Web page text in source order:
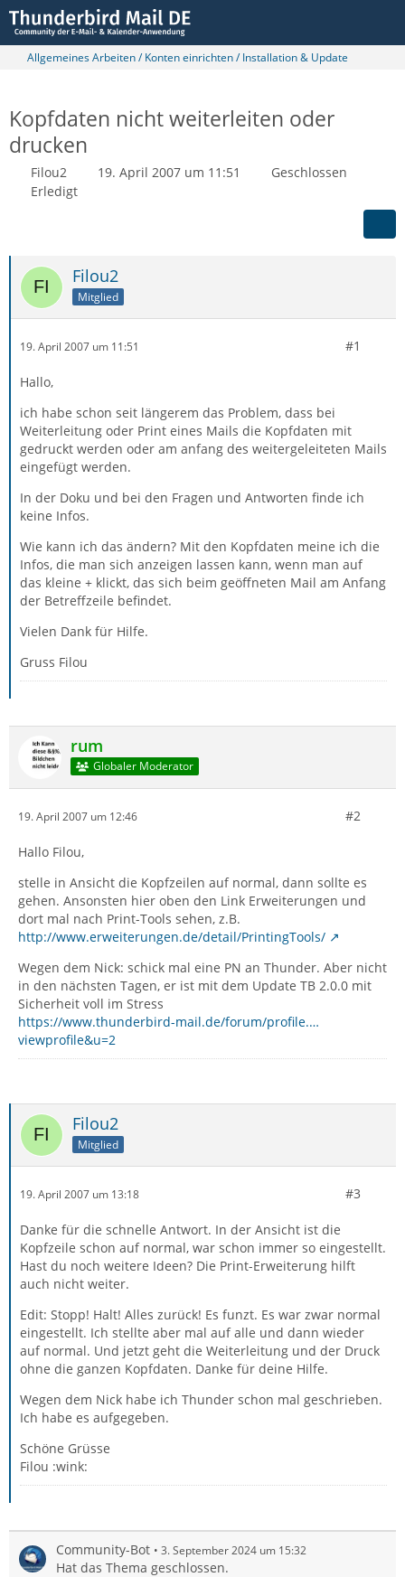
Allgemeines Arbeiten / Konten einrichten / Installation & Update
Kopfdaten nicht weiterleiten oder
drucken
Filou2 19. April 2007 um 11:51
Geschlossen
Erledigt
Filou2
Mitglied
19. April 2007 um 11:51 #1
Hallo,
ich habe schon seit längerem das Problem, dass bei
Weiterleitung oder Print eines Mails die Kopfdaten mit
gedruckt werden oder am anfang des weitergeleiteten Mails
eingefügt werden.
In der Doku und bei den Fragen und Antworten finde ich
keine Infos.
Wie kann ich das ändern? Mit den Kopfdaten meine ich die
Infos, die man sich anzeigen lassen kann, wenn man auf
das kleine + klickt, das sich beim geöffneten Mail am Anfang
der Betreffzeile befindet.
Vielen Dank für Hilfe.
Gruss Filou
rum
Globaler Moderator
19. April 2007 um 12:46 #2
Hallo Filou,
stelle in Ansicht die Kopfzeilen auf normal, dann sollte es
gehen. Ansonsten hier oben den Link Erweiterungen und
dort mal nach Print-Tools sehen, z.B.
http://www.erweiterungen.de/detail/PrintingTools/
Wegen dem Nick: schick mal eine PN an Thunder. Aber nicht
in den nächsten Tagen, er ist mit dem Update TB 2.0.0 mit
Sicherheit voll im Stress
https://www.thunderbird-mail.de/forum/profile.…
viewprofile&u=2
Filou2
Mitglied
19. April 2007 um 13:18 #3
Danke für die schnelle Antwort. In der Ansicht ist die
Kopfzeile schon auf normal, war schon immer so eingestellt.
Hast du noch weitere Ideen? Die Print-Erweiterung hilft
auch nicht weiter.
Edit: Stopp! Halt! Alles zurück! Es funzt. Es war zwar normal
eingestellt. Ich stellte aber mal auf alle und dann wieder
auf normal. Und jetzt geht die Weiterleitung und der Druck
ohne die ganzen Kopfdaten. Danke für deine Hilfe.
Wegen dem Nick habe ich Thunder schon mal geschrieben.
Ich habe es aufgegeben.
Schöne Grüsse
Filou :wink:
Community-Bot 3. September 2024 um 15:32
Hat das Thema geschlossen.